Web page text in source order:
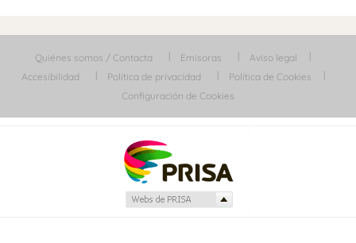
Quiénes somos / Contacta Emisoras
Aviso legal
Accesibilidad
Política de privacidad
Política de Cookies
Configuración de Cookies